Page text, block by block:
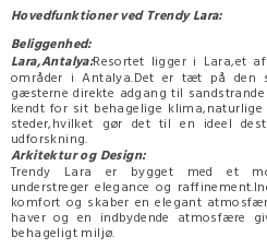
Hovedfunktioner ved Trendy Lara:
Beliggenhed:
Lara,Antalya:Resortet ligger i Lara,et
områder i Antalya.Det er tæt på den
gæsterne direkte adgang til
kendt for sit behagelige
steder,hvilket gør det til en ideel
udforskning.
Arkitektur og Design:
Trendy Lara er bygget med et
understreger elegance og
komfort og skaber en elegant
haver og en indbydende atmosfære
behageligt miljø.